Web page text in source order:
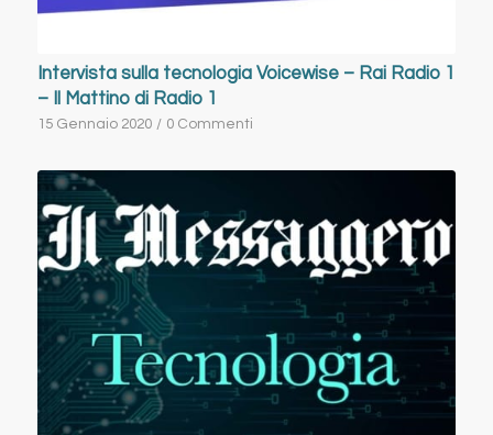
Intervista sulla tecnologia Voicewise – Rai Radio 1
– Il Mattino di Radio 1
15 Gennaio 2020 / 0 Commenti